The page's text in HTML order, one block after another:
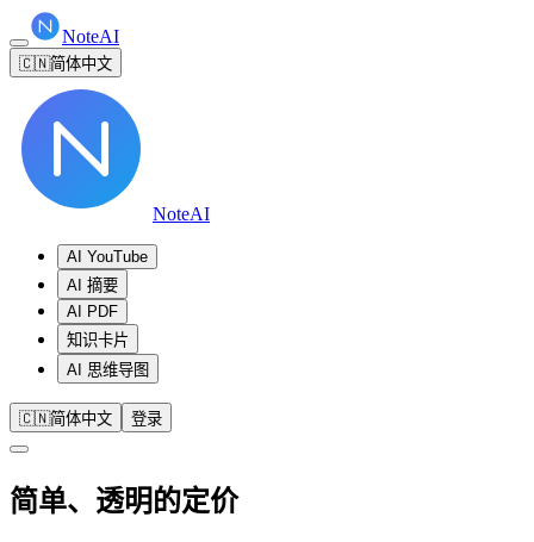
NoteAI
🇨🇳简体中文
NoteAI
AI YouTube
AI 摘要
AI PDF
知识卡片
AI 思维导图
🇨🇳简体中文 登录
简单、 透明的定价